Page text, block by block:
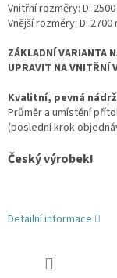
Vnitřní rozměry: D:
Vnější rozměry: D:
ZÁKLADNÍ VARIANTA
UPRAVIT NA VNITŘNÍ
Kvalitní, pevná
Průměr a umístění
(poslední krok
Český výrobek!
Detailní informace